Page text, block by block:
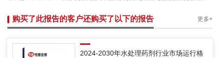
购买了此报告的客户还购买了以下的报告 更多+
2024-2030年水处理药剂行业市场运行格